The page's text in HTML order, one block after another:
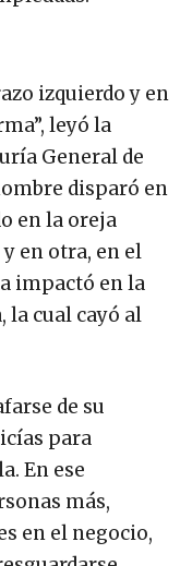
izquierdo y en
leyó la
General de
disparó en
en la oreja
en otra, en el
impactó en la
la cual cayó al
de su
para
En ese
más,
en el negocio,